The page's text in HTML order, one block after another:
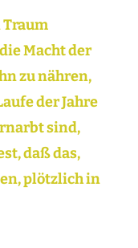
Macht der
zu nähren,
der Jahre
sind,
daß das,
plötzlich in